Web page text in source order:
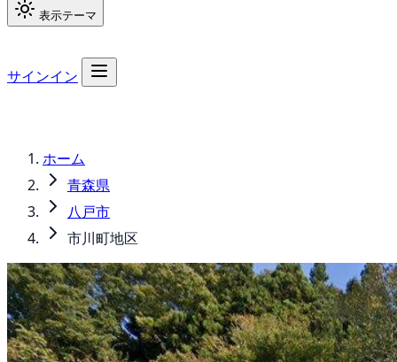
表示テーマ
サインイン
ホーム
青森県
八戸市
市川町地区